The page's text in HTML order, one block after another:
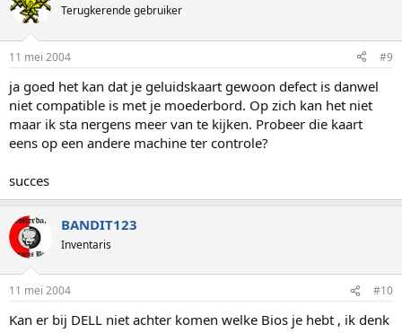
Terugkerende gebruiker
11 mei 2004 #9
ja goed het kan dat je geluidskaart gewoon defect is danwel
niet compatible is met je moederbord. Op zich kan het niet
maar ik sta nergens meer van te kijken. Probeer die kaart
eens op een andere machine ter controle?
succes
BANDIT123
Inventaris
11 mei 2004 #10
Kan er bij DELL niet achter komen welke Bios je hebt , ik denk